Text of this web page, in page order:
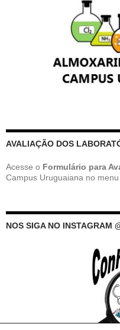
AVALIAÇÃO DOS
Acesse o Formulário para
Campus Uruguaiana no menu
NOS SIGA NO INSTAGRAM